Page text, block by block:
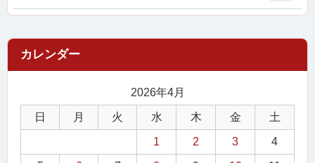
2026年4月
日 月 火 水 木 金 土
1 2 3 4